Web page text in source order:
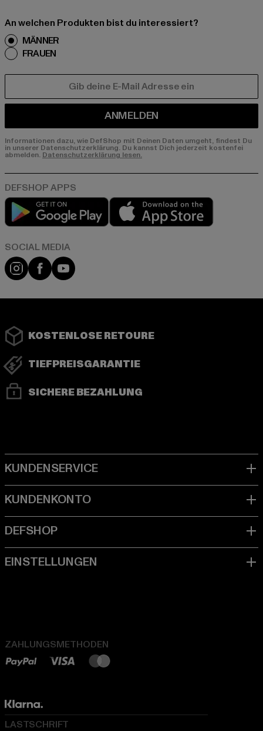
An welchen Produkten bist du interessiert?
MÄNNER
FRAUEN
ANMELDEN
Informationen dazu, wie DefShop mit Deinen Daten umgeht, findest Du
in unserer Datenschutzerklärung. Du kannst Dich jederzeit kostenfei
abmelden. Datenschutzerklärung lesen.
Play market
Instagram
FacebookYouTube
KOSTENLOSE RETOURE
TIEFPREISGARANTIE
SICHERE BEZAHLUNG
ZAHLUNGSMETHODEN
LASTSCHRIFT